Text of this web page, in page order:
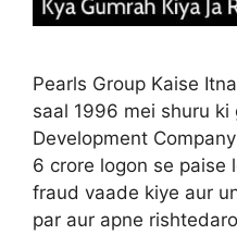
Pearls Group Kaise
saal 1996 mei shuru ki
Development
6 crore logon se paise
fraud vaade kiye aur
par aur apne